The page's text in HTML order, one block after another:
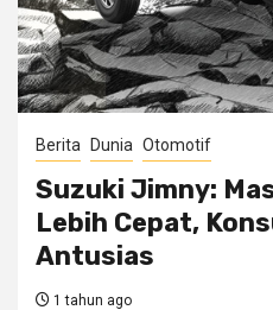
Berita Dunia Otomotif
Suzuki Jimny:
Lebih Cepat,
Antusias
1 tahun ago